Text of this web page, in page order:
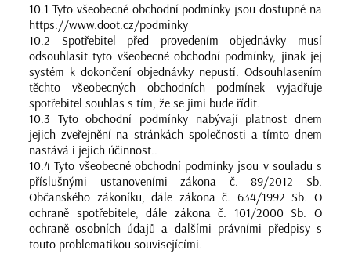
10.1 Tyto všeobecné obchodní podmínky jsou dostupné na
https://www.doot.cz/podminky
10.2 Spotřebitel před provedením objednávky musí
odsouhlasit tyto všeobecné obchodní podmínky, jinak jej
systém k dokončení objednávky nepustí. Odsouhlasením
těchto všeobecných obchodních podmínek vyjadřuje
spotřebitel souhlas s tím, že se jimi bude řídit.
10.3 Tyto obchodní podmínky nabývají platnost dnem
jejich zveřejnění na stránkách společnosti a tímto dnem
nastává i jejich účinnost..
10.4 Tyto všeobecné obchodní podmínky jsou v souladu s
příslušnými ustanoveními zákona č. 89/2012 Sb.
Občanského zákoníku, dále zákona č. 634/1992 Sb. O
ochraně spotřebitele, dále zákona č. 101/2000 Sb. O
ochraně osobních údajů a dalšími právními předpisy s
touto problematikou souvisejícími.